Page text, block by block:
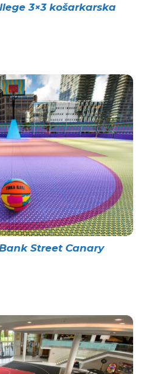
3×3 košarkarska
Street Canary